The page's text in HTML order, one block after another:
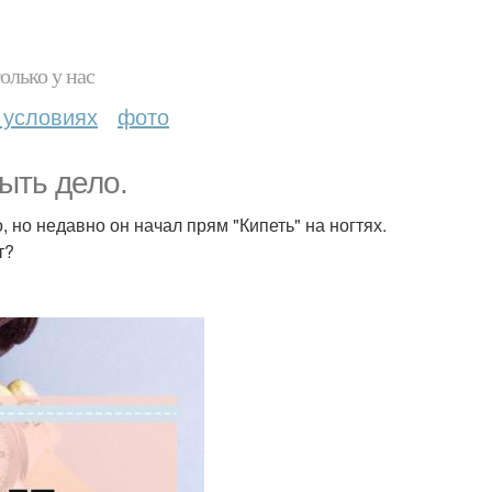
у нас
фото
дело.
недавно он начал прям "Кипеть" на ногтях.